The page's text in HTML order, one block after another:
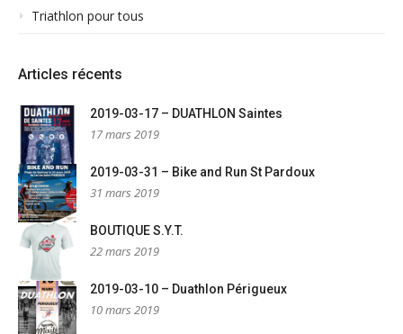
Triathlon pour tous
Articles récents
2019-03-17 – DUATHLON Saintes
17 mars 2019
2019-03-31 – Bike and Run St Pardoux
31 mars 2019
BOUTIQUE S.Y.T.
22 mars 2019
2019-03-10 – Duathlon Périgueux
10 mars 2019